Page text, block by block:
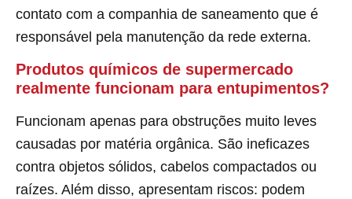
contato com a companhia de saneamento que é
responsável pela manutenção da rede externa.
Produtos químicos de supermercado
realmente funcionam para entupimentos?
Funcionam apenas para obstruções muito leves
causadas por matéria orgânica. São ineficazes
contra objetos sólidos, cabelos compactados ou
raízes. Além disso, apresentam riscos: podem